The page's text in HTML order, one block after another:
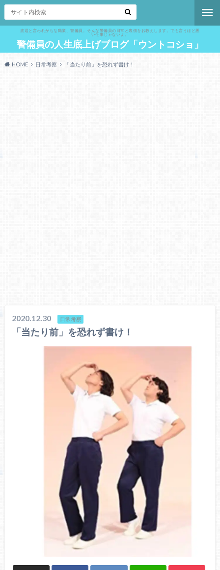
底辺と言われがちな職業、警備員。そんな警備員の日常と裏側をお教えします。でも言うほど悪
い仕事じゃないよ。
警備員の人生底上げブログ「ウントコショ」
HOME 日常考察 「当たり前」を恐れず書け！
2020.12.30 日常考察
「当たり前」を恐れず書け！